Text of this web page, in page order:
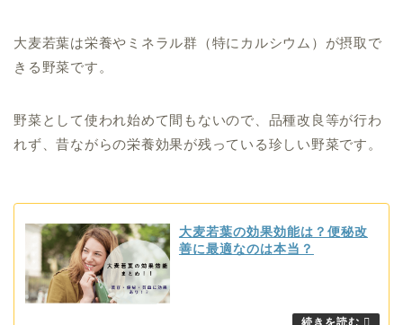
大麦若葉は栄養やミネラル群（特にカルシウム）が摂取で
きる野菜です。
野菜として使われ始めて間もないので、品種改良等が行わ
れず、昔ながらの栄養効果が残っている珍しい野菜です。
大麦若葉の効果効能は？便秘改
善に最適なのは本当？